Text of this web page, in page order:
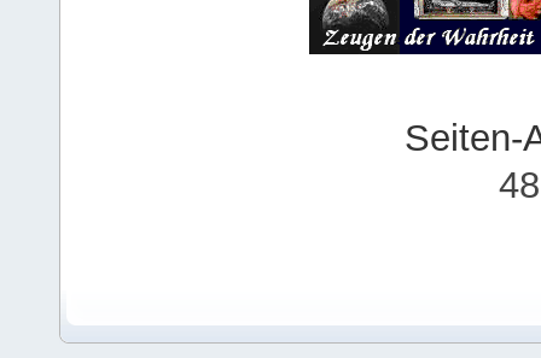
Seiten-